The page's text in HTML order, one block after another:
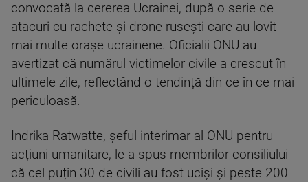
convocată la cererea Ucrainei, după o serie de
atacuri cu rachete și drone rusești care au lovit
mai multe orașe ucrainene. Oficialii ONU au
avertizat că numărul victimelor civile a crescut în
ultimele zile, reflectând o tendință din ce în ce mai
periculoasă.
Indrika Ratwatte, șeful interimar al ONU pentru
acțiuni umanitare, le-a spus membrilor consiliului
că cel puțin 30 de civili au fost uciși și peste 200